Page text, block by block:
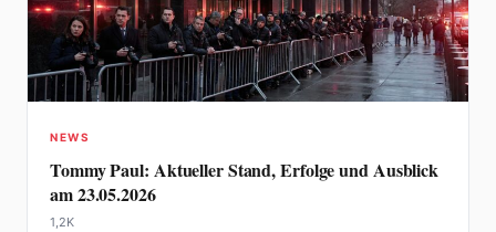
NEWS
Tommy Paul: Aktueller Stand, Erfolge und Ausblick
am 23.05.2026
1,2K